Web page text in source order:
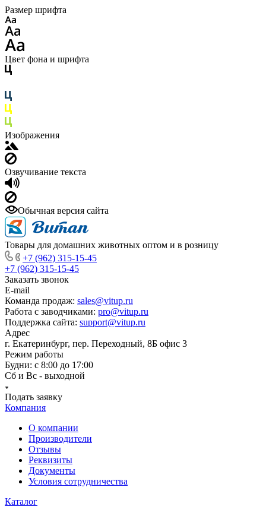
Размер шрифта
Цвет фона и шрифта
Изображения
Озвучивание текста
Обычная версия сайта
Товары для домашних животных оптом и в розницу
+7 (962) 315-15-45
+7 (962) 315-15-45
Заказать звонок
E-mail
Команда продаж: sales@vitup.ru
Работа с заводчиками: pro@vitup.ru
Поддержка сайта: support@vitup.ru
Адрес
г. Екатеринбург, пер. Переходный, 8Б офис 3
Режим работы
Будни: с 8:00 до 17:00
Сб и Вс - выходной
Подать заявку
Компания
О компании
Производители
Отзывы
Реквизиты
Документы
Условия сотрудничества
Каталог